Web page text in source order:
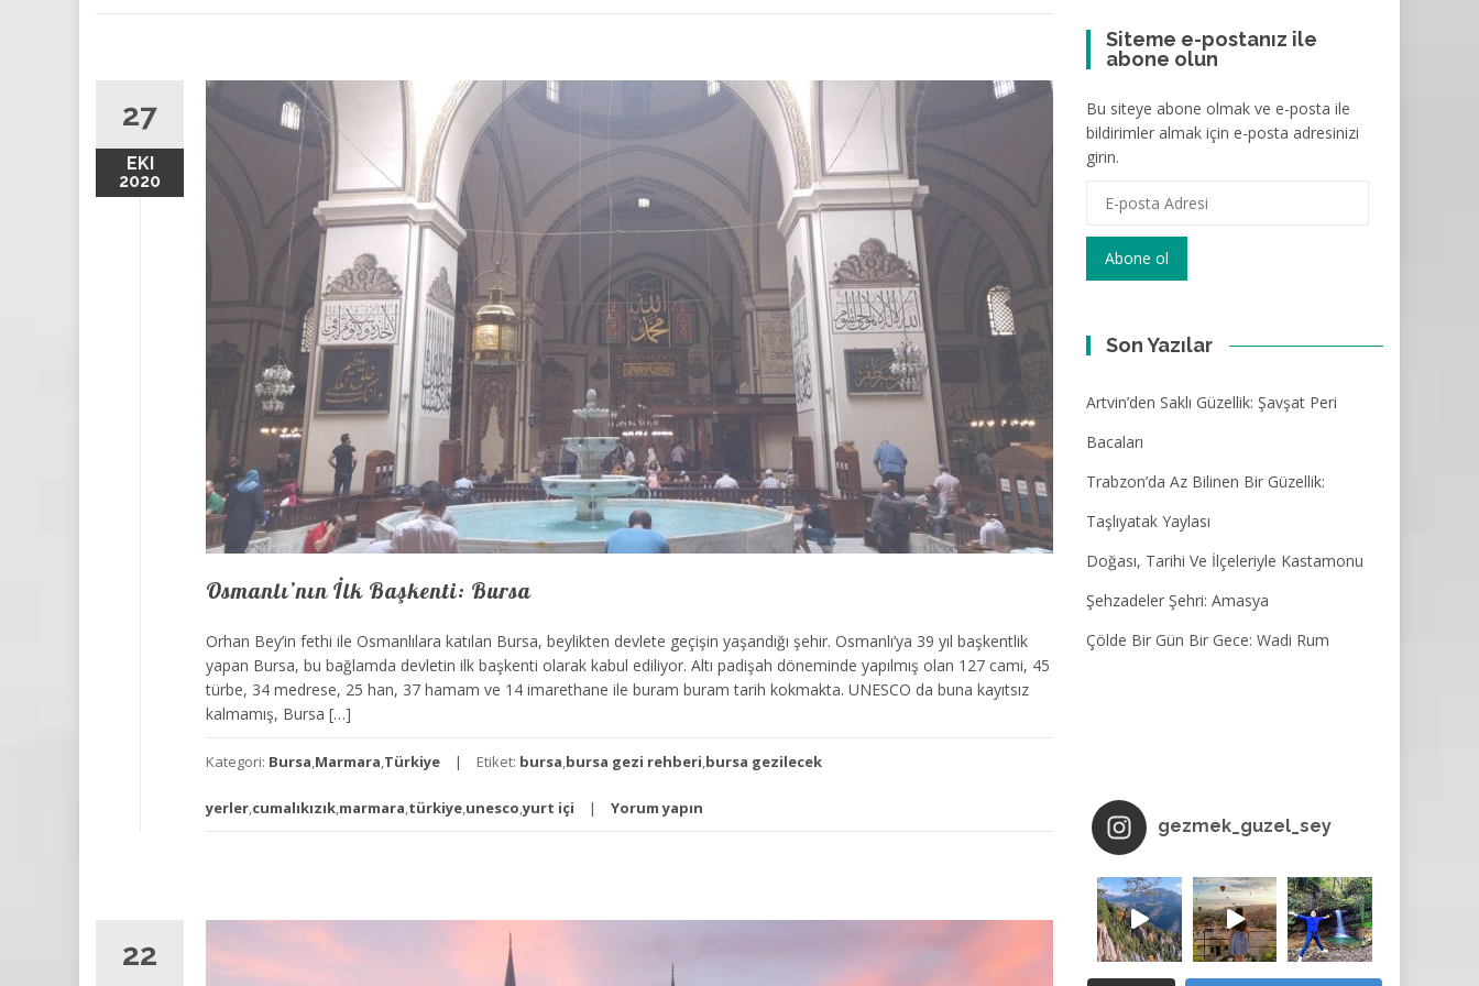
27
EKI
2020
Osmanlı’nın İlk Başkenti: Bursa
Orhan Bey’in fethi ile Osmanlılara katılan Bursa, beylikten devlete geçişin yaşandığı şehir. Osmanlı’ya 39 yıl başkentlik
yapan Bursa, bu bağlamda devletin ilk başkenti olarak kabul ediliyor. Altı padişah döneminde yapılmış olan 127 cami, 45
türbe, 34 medrese, 25 han, 37 hamam ve 14 imarethane ile buram buram tarih kokmakta. UNESCO da buna kayıtsız
kalmamış, Bursa […]
Kategori: Bursa,Marmara,Türkiye Etiket: bursa,bursa gezi rehberi,bursa gezilecek
yerler,cumalıkızık,marmara,türkiye,unesco,yurt içi Yorum yapın
22
Siteme e-postanız ile
abone olun
Bu siteye abone olmak ve e-posta ile
bildirimler almak için e-posta adresinizi
girin.
posta
Adresi
Abone ol
Son Yazılar
Artvin’den Saklı Güzellik: Şavşat Peri
Bacaları
Trabzon’da Az Bilinen Bir Güzellik:
Taşlıyatak Yaylası
Doğası, Tarihi Ve İlçeleriyle Kastamonu
Şehzadeler Şehri: Amasya
Çölde Bir Gün Bir Gece: Wadi Rum
gezmek_guzel_sey